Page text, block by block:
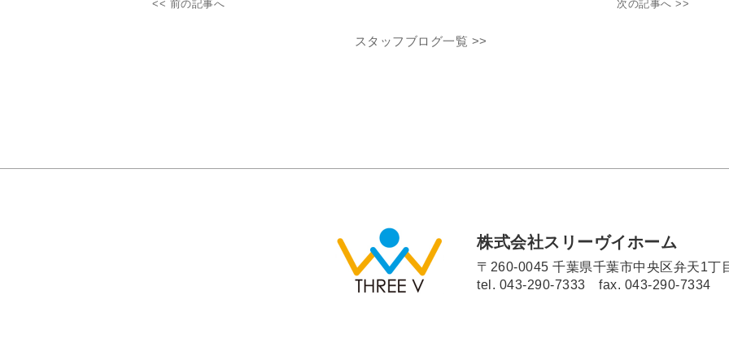
<< 前の記事へ 次の記事へ >>
スタッフブログ一覧 >>
株式会社スリーヴイホーム
〒260-0045 千葉県千葉市中央区弁天1丁
tel. 043-290-7333 fax. 043-290-7334